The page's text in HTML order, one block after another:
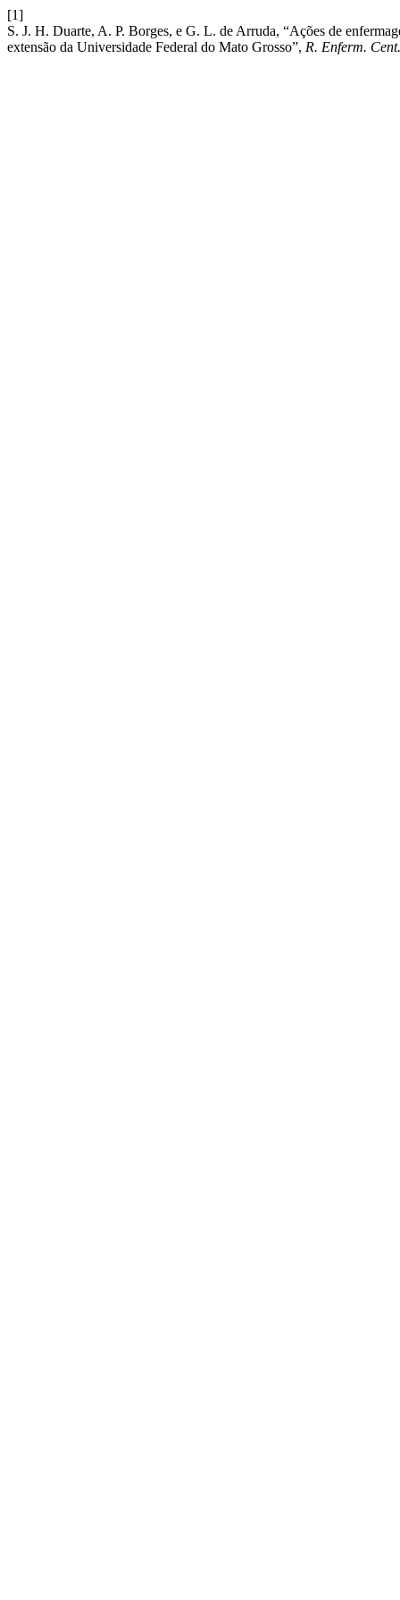
[1]
S. J. H. Duarte, A. P. Borges, e G. L. de Arruda, “Ações de
extensão da Universidade Federal do Mato Grosso”, R. Enferm.